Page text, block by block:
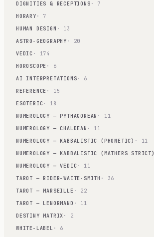
DIGNITIES & RECEPTIONS · 7
HORARY · 7
HUMAN DESIGN · 13
ASTRO-GEOGRAPHY · 20
VEDIC · 174
HOROSCOPE · 6
AI INTERPRETATIONS· 6
REFERENCE · 15
ESOTERIC· 18
NUMEROLOGY — PYTHAGOREAN · 11
NUMEROLOGY — CHALDEAN · 11
NUMEROLOGY — KABBALISTIC (PHONETIC) · 11
NUMEROLOGY — KABBALISTIC (MATHERS STRICT)
NUMEROLOGY — VEDIC· 11
TAROT — RIDER-WAITE-SMITH · 36
TAROT — MARSEILLE · 22
TAROT — LENORMAND · 11
DESTINY MATRIX · 2
WHITE-LABEL · 6